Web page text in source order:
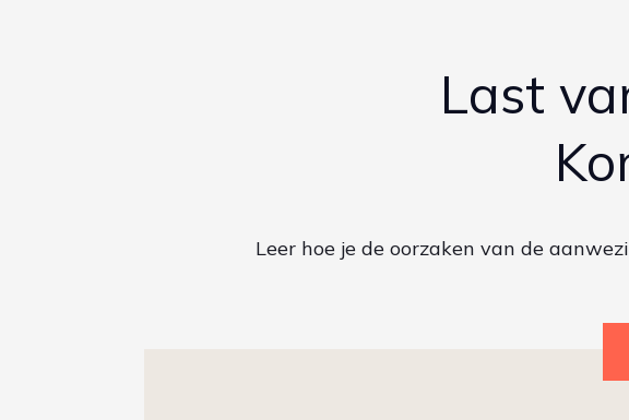
Last
Leer hoe je de oorzaken van de